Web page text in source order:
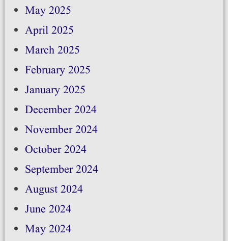
May 2025
April 2025
March 2025
February 2025
January 2025
December 2024
November 2024
October 2024
September 2024
August 2024
June 2024
May 2024